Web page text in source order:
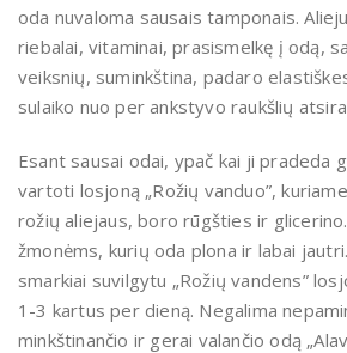
oda nuvaloma sausais tamponais.
riebalai, vitaminai, prasismelkę į odą,
veiksnių, suminkština, padaro
sulaiko nuo per ankstyvo raukšlių
Esant sausai odai, ypač kai ji pradeda
vartoti losjoną „Rožių vanduo”,
rožių aliejaus, boro rūgšties ir
žmonėms, kurių oda plona ir labai
smarkiai suvilgytu „Rožių vandens”
1-3 kartus per dieną. Negalima
minkštinančio ir gerai valančio odą